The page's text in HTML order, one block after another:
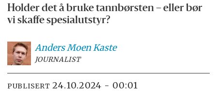
Holder det å bruke tannbørsten – eller bør
vi skaffe spesialutstyr?
Anders MoenKaste
JOURNALIST
PUBLISERT 24.10.2024 - 00:01